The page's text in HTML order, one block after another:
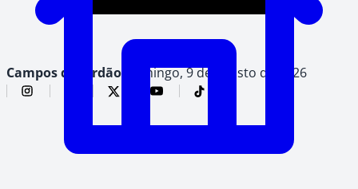
Campos do Jordão, domingo, 9 de agosto de 2026